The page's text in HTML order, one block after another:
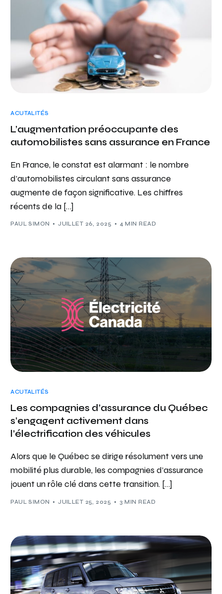
ACUTALITÉS
L’augmentation préoccupante des
automobilistes sans assurance en France
En France, le constat est alarmant : le nombre
d’automobilistes circulant sans assurance
augmente de façon significative. Les chiffres
récents de la […]
PAUL SIMON JUILLET 26, 2025 4 MIN READ
ACUTALITÉS
Les compagnies d’assurance du Québec
s’engagent activement dans
l’électrification des véhicules
Alors que le Québec se dirige résolument vers une
mobilité plus durable, les compagnies d’assurance
jouent un rôle clé dans cette transition. […]
PAUL SIMON JUILLET 25, 2025 3 MIN READ